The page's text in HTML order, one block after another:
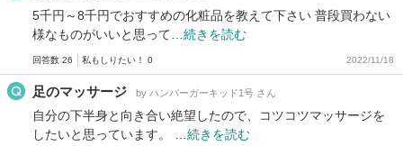
5千円～8千円でおすすめの化粧品を教えて下さい 普段買わない
様なものがいいと思って… 続きを読む
回答数 26 私もしりたい！ 0 2022/11/18
足のマッサージ by ハンバーガーキッド1号 さん
自分の下半身と向き合い絶望したので、コツコツマッサージを
したいと思っています。 … 続きを読む